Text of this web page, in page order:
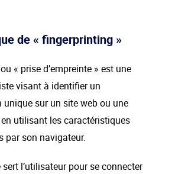
de « fingerprinting »
« prise d’empreinte » est une
visant à identifier un
sur un site web ou une
utilisant les caractéristiques
par son navigateur.
l’utilisateur pour se connecter